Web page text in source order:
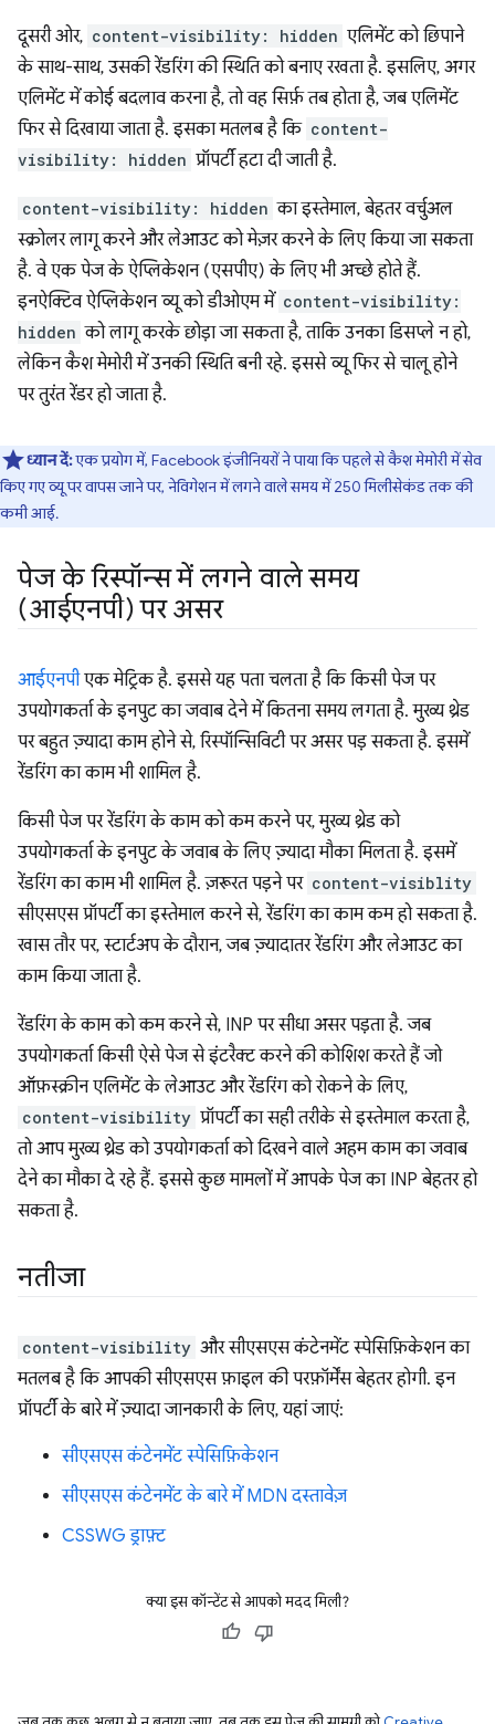
दूसरी ओर, content-visibility: hidden एलिमेंट को छिपाने
के साथ-साथ, उसकी रेंडरिंग की स्थिति को बनाए रखता है. इसलिए, अगर
एलिमेंट में कोई बदलाव करना है, तो वह सिर्फ़ तब होता है, जब एलिमेंट
फिर से दिखाया जाता है. इसका मतलब है कि content-
visibility: hidden प्रॉपर्टी हटा दी जाती है.
content-visibility: hidden का इस्तेमाल, बेहतर वर्चुअल
स्क्रोलर लागू करने और लेआउट को मेज़र करने के लिए किया जा सकता
है. वे एक पेज के ऐप्लिकेशन (एसपीए) के लिए भी अच्छे होते हैं.
इनऐक्टिव ऐप्लिकेशन व्यू को डीओएम में content-visibility:
hidden को लागू करके छोड़ा जा सकता है, ताकि उनका डिसप्ले न हो,
लेकिन कैश मेमोरी में उनकी स्थिति बनी रहे. इससे व्यू फिर से चालू होने
पर तुरंत रेंडर हो जाता है.
ध्यान दें:एक प्रयोग में, Facebook इंजीनियरों ने पाया कि पहले से कैश मेमोरी में सेव
किए गए व्यू पर वापस जाने पर, नेविगेशन में लगने वाले समय में 250 मिलीसेकंड तक की
कमी आई.
पेज के रिस्पॉन्स में लगने वाले समय
(आईएनपी) पर असर
आईएनपीएक मेट्रिक है. इससे यह पता चलता है कि किसी पेज पर
उपयोगकर्ता के इनपुट का जवाब देने में कितना समय लगता है. मुख्य थ्रेड
पर बहुत ज़्यादा काम होने से, रिस्पॉन्सिविटी पर असर पड़ सकता है. इसमें
रेंडरिंग का काम भी शामिल है.
किसी पेज पर रेंडरिंग के काम को कम करने पर, मुख्य थ्रेड को
उपयोगकर्ता के इनपुट के जवाब के लिए ज़्यादा मौका मिलता है. इसमें
रेंडरिंग का काम भी शामिल है. ज़रूरत पड़ने पर content-visiblity
सीएसएस प्रॉपर्टी का इस्तेमाल करने से, रेंडरिंग का काम कम हो सकता है.
खास तौर पर, स्टार्टअप के दौरान, जब ज़्यादातर रेंडरिंग और लेआउट का
काम किया जाता है.
रेंडरिंग के काम को कम करने से, INP पर सीधा असर पड़ता है. जब
उपयोगकर्ता किसी ऐसे पेज से इंटरैक्ट करने की कोशिश करते हैं जो
ऑफ़स्क्रीन एलिमेंट के लेआउट और रेंडरिंग को रोकने के लिए,
content-visibility प्रॉपर्टी का सही तरीके से इस्तेमाल करता है,
तो आप मुख्य थ्रेड को उपयोगकर्ता को दिखने वाले अहम काम का जवाब
देने का मौका दे रहे हैं. इससे कुछ मामलों में आपके पेज का INP बेहतर हो
सकता है.
नतीजा
content-visibility और सीएसएस कंटेनमेंट स्पेसिफ़िकेशन का
मतलब है कि आपकी सीएसएस फ़ाइल की परफ़ॉर्मेंस बेहतर होगी. इन
प्रॉपर्टी के बारे में ज़्यादा जानकारी के लिए, यहां जाएं:
सीएसएस कंटेनमेंट स्पेसिफ़िकेशन
सीएसएस कंटेनमेंट के बारे में MDN दस्तावेज़
CSSWG ड्राफ़्ट
क्या इस कॉन्टेंट से आपको मदद मिली?